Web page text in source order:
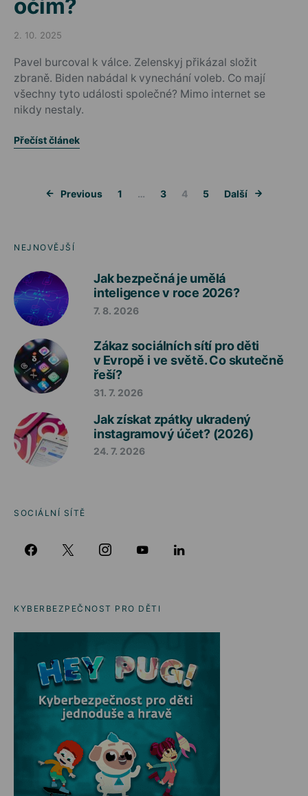
očím?
Posted on
2. 10. 2025
Pavel burcoval k válce. Zelenskyj přikázal složit
zbraně. Biden nabádal k vynechání voleb. Co mají
všechny tyto události společné? Mimo internet se
nikdy nestaly.
Přečíst článek
Stránkování
Previous 1 … 3 4 5 Další
NEJNOVĚJŠÍ
Jak bezpečná je umělá
inteligence v roce 2026?
7. 8. 2026
Zákaz sociálních sítí pro děti
v Evropě i ve světě. Co skutečně
řeší?
31. 7. 2026
Jak získat zpátky ukradený
instagramový účet? (2026)
24. 7. 2026
SOCIÁLNÍ SÍTĚ
KYBERBEZPEČNOST PRO DĚTI